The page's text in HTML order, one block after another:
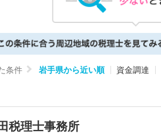
条件 岩手県から近い順 資金調達
税理士事務所